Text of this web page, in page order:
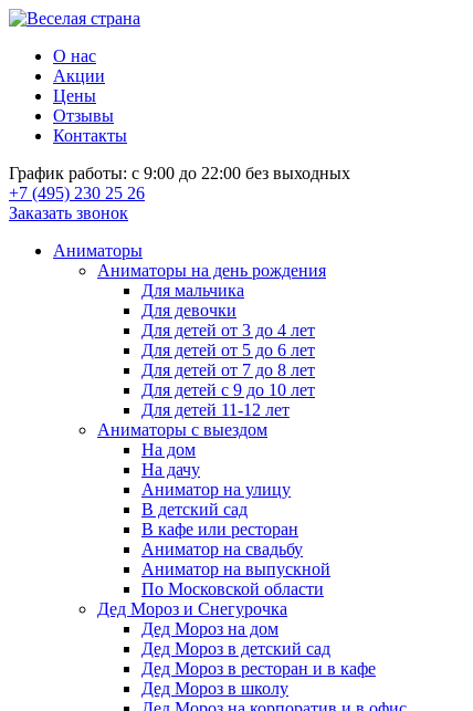
О нас
Акции
Цены
Отзывы
Контакты
График работы: с 9:00 до 22:00 без выходных
+7 (495) 230 25 26
Заказать звонок
Аниматоры
Аниматоры на день рождения
Для мальчика
Для девочки
Для детей от 3 до 4 лет
Для детей от 5 до 6 лет
Для детей от 7 до 8 лет
Для детей с 9 до 10 лет
Для детей 11-12 лет
Аниматоры с выездом
На дом
На дачу
Аниматор на улицу
В детский сад
В кафе или ресторан
Аниматор на свадьбу
Аниматор на выпускной
По Московской области
Дед Мороз и Снегурочка
Дед Мороз на дом
Дед Мороз в детский сад
Дед Мороз в ресторан и в кафе
Дед Мороз в школу